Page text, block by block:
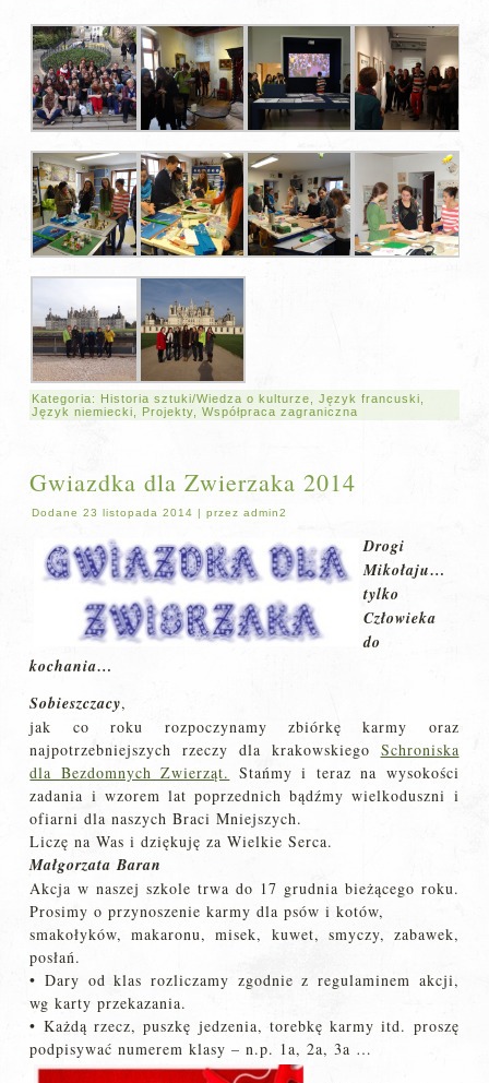
Kategoria: Historia sztuki/Wiedza o kulturze ,Język francuski
Język niemiecki
Projekty ,Współpraca zagraniczna
Gwiazdka dla Zwierzaka 2014
Dodane 23 listopada 2014 |przez admin2
Drogi
Mikołaju…
tylko
Człowieka
do
kochania…
Sobieszczacy,
jak co roku rozpoczynamy zbiórkę karmy oraz
najpotrzebniejszych rzeczy dla krakowskiego Schroniska
dla Bezdomnych Zwierząt. Stańmy i teraz na wysokości
zadania i wzorem lat poprzednich bądźmy wielkoduszni i
ofiarni dla naszych Braci Mniejszych.
Liczę na Was i dziękuję za Wielkie Serca.
Małgorzata Baran
Akcja w naszej szkole trwa do 17 grudnia bieżącego roku.
Prosimy o przynoszenie karmy dla psów i kotów,
smakołyków, makaronu, misek, kuwet, smyczy, zabawek,
posłań.
• Dary od klas rozliczamy zgodnie z regulaminem akcji,
wg karty przekazania.
• Każdą rzecz, puszkę jedzenia, torebkę karmy itd. proszę
podpisywać numerem klasy – n.p. 1a, 2a, 3a …